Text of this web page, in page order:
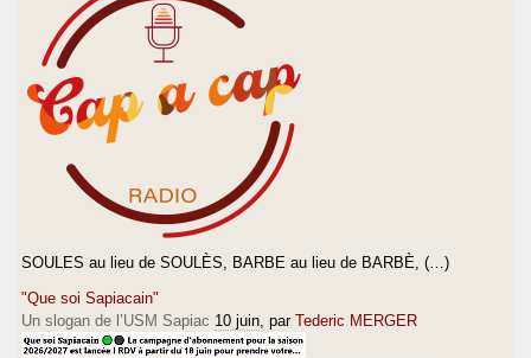
SOULES au lieu de SOULÈS, BARBE au lieu de BARBÈ, (…)
"Que soi Sapiacain"
Un slogan de l’USM Sapiac 10 juin , par Tederic MERGER